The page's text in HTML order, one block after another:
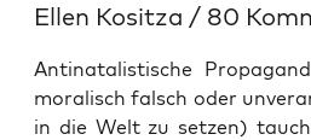
Ellen Kositza / 80
Antinatalistische
moralisch falsch oder
in die Welt zu setzen)